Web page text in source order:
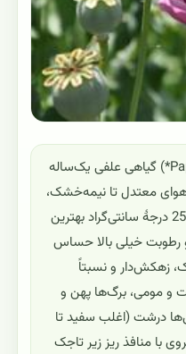
خشخاش (*Papaver somniferum*) گیاهی علفی یک‌ساله
معتدل تا نیمه‌خشک،
با دمای رشد مطلوب حدود 15 تا 25 درجهٔ سانتی‌گراد بهترین
رطوبت خیلی بالا حساس
زهکش‌دار و نسبتاً
و مومی، برگ‌ها پهن و
درشت (اغلب سفید تا
با منافذ ریز زیر تاجک